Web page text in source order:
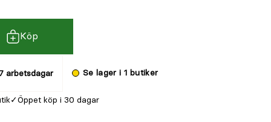
Köp
arbetsdagar Se lager i 1 butiker
Öppet köp i 30 dagar